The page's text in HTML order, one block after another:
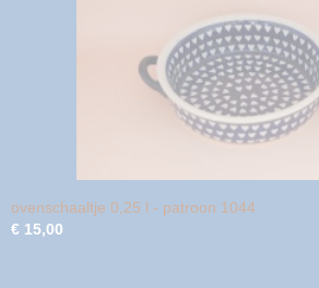
ovenschaaltje 0,25 l - patroon 1044
€ 15,00